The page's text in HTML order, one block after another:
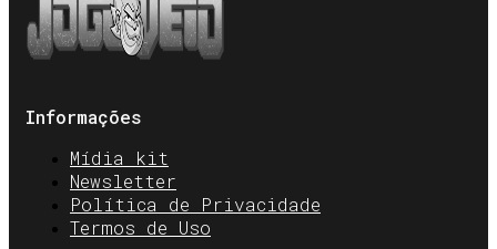
Informações
Mídia kit
Newsletter
Política de Privacidade
Termos de Uso